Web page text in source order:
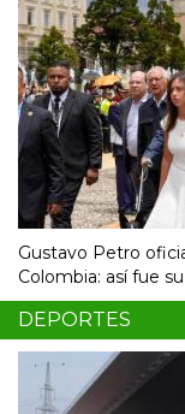
Gustavo Petro
Colombia: así fue
DEPORTES